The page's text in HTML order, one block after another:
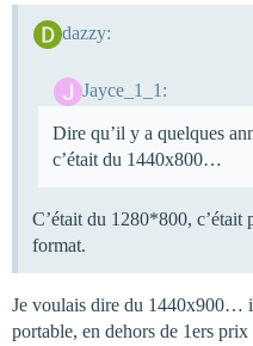
dazzy:
Jayce_1_1:
Dire qu’il y a quelques
c’était du 1440x800…
C’était du 1280*800,
format.
Je voulais dire du 1440x900…
portable, en dehors de 1ers